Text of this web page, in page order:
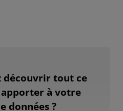
découvrir tout ce
à votre
données ?